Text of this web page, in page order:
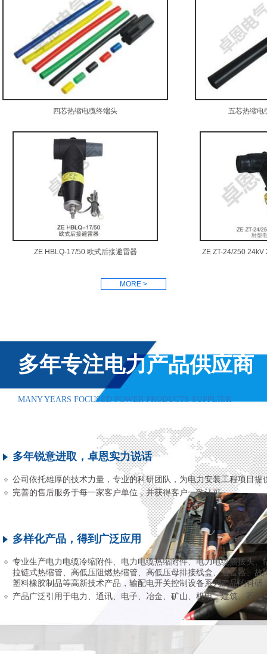
四芯热缩电缆终端头 五芯热缩电
ZE HBLQ-17/50 欧式后接避雷器 ZE ZT-24/250
MORE >
多年专注电力产品供应商
MANY YEARS FOCUSED POWER PRODUCTS SUPPLIER
多年锐意进取，卓恩实力说话
公司依托雄厚的技术力量，专业的科研团队，为电力安装工程项目提
完善的售后服务于每一家客户单位，并获得客户一致认可
多样化产品，得到广泛应用
专业生产电力电缆冷缩附件、电力电缆热缩附件、电力电缆插拔头、
拉链式热缩管、高低压阻燃热缩管、高低压母排接线盒、避雷器、故
塑料橡胶制品等高新技术产品，输配电开关控制设备系列产品的科研
产品广泛引用于电力、通讯、电子、冶金、矿山、机电、建筑、石油